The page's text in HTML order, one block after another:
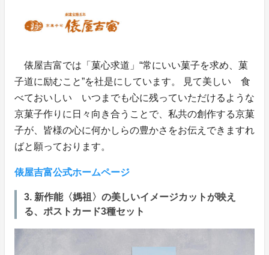
俵屋吉富では「菓心求道」“常にいい菓子を求め、菓
子道に励むこと”を社是にしています。 見て美しい 食
べておいしい いつまでも心に残っていただけるような
京菓子作りに日々向き合うことで、私共の創作する京菓
子が、皆様の心に何かしらの豊かさをお伝えできますれ
ばと願っております。
俵屋吉富公式ホームページ
3. 新作能〈媽祖〉の美しいイメージカットが映え
る、ポストカード3種セット